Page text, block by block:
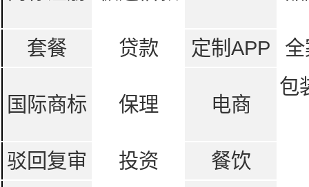
套餐 贷款 定制APP
国际商标 保理 电商
包
驳回复审 投资 餐饮